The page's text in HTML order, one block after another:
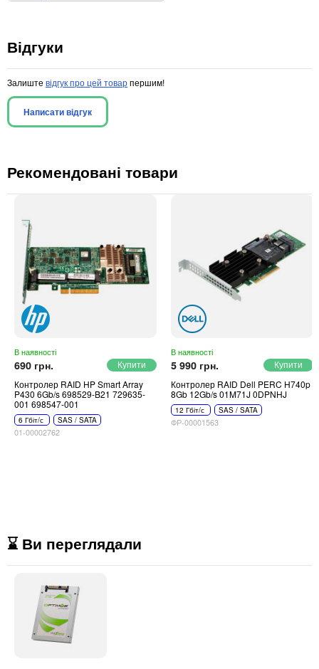
Відгуки
Залиште відгук про цей товарпершим!
Написати відгук
Рекомендовані товари
В наявності
690 грн.
Контролер RAID HP Smart Array
P430 6Gb/s 698529-B21 729635-
001 698547-001
6 Гбіт/с SAS / SATA
01-00002762
В наявності
5 990 грн.
Контролер RAID Dell PERC H740p
8Gb 12Gb/s 01M71J 0DPNHJ
12 Гбіт/с SAS / SATA
ФР-00001563
⌛ Ви переглядали